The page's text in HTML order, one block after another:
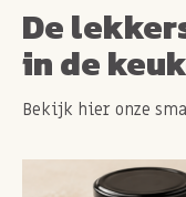
De
in de
Bekijk hier onze